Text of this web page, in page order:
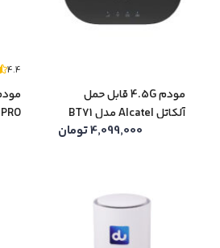
مودم 4.5G قابل حمل
آلکاتل Alcatel مدل BT71
4,099,000تومان
4.4